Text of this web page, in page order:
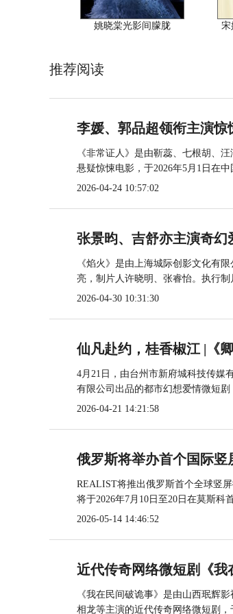
姚晓棠光影间朦胧 宋
推荐阅读
李媛、郭品超领衔主演惊
《非常证人》是由靳蕊、七根胡、
悬疑惊悚电影，于2026年5月1日在
2026-04-24 10:57:02
张景昀、吉舒亦主演奇幻
《焰火》是由上海城际创影文化有
亮，制片人许晓明、张睿怡。执行
2026-04-30 10:31:30
仙凡赴约，桂香椒江 |《
4月21日，由台州市新府城科技传媒
有限公司出品的都市幻想爱情微短
2026-04-21 14:21:58
俄罗斯将举办首个国际竖
REALIST将推出俄罗斯首个全球竖
将于2026年7月10日至20日在莫斯科
2026-05-14 14:46:52
近代传奇网络微短剧《我
《我在民间破诡事》是由山西珉辉
相龙等主演的近代传奇网络微短剧，